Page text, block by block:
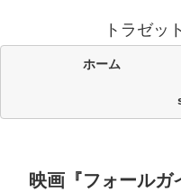
トラゼッ
ホーム
映画『フォール